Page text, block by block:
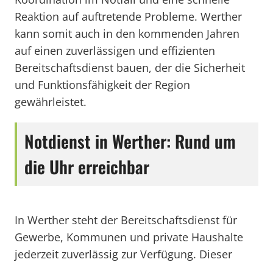
Reaktion auf auftretende Probleme. Werther
kann somit auch in den kommenden Jahren
auf einen zuverlässigen und effizienten
Bereitschaftsdienst bauen, der die Sicherheit
und Funktionsfähigkeit der Region
gewährleistet.
Notdienst in Werther: Rund um
die Uhr erreichbar
In Werther steht der Bereitschaftsdienst für
Gewerbe, Kommunen und private Haushalte
jederzeit zuverlässig zur Verfügung. Dieser